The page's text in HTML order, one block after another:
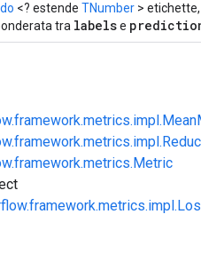
<? estende TNumber >
tra labelse